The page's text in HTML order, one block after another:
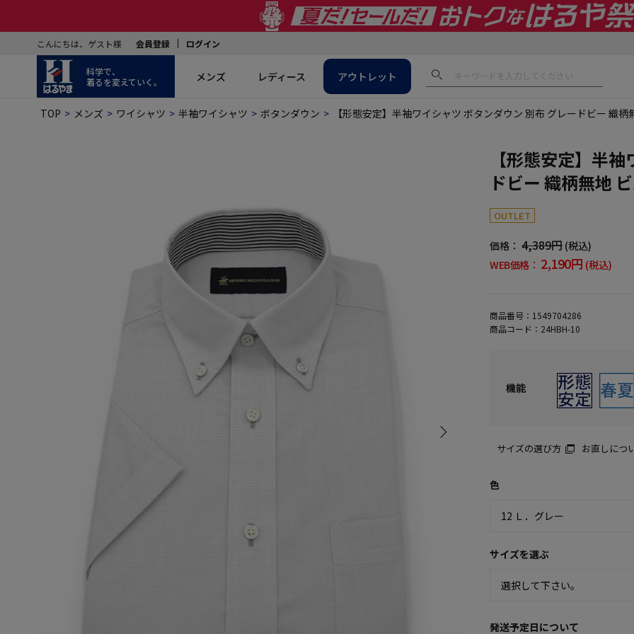
こんにちは、ゲスト様 会員登録 ログイン
科学で、
着るを変えていく。
メンズ レディース アウトレット
TOP メンズ ワイシャツ 半袖ワイシャツ ボタンダウン 【形態安定】半袖ワイシャツ ボタンダウン 別布 グレードビー 織
【形態安定】半
ドビー 織柄無地
OUTLET
価格： 4,389円 (税込)
WEB価格： 2,190円 (税込)
商品番号： 1549704286
商品コード： 24HBH-10
機能
サイズの選び方 お直しにつ
色
サイズを選ぶ
発送予定日について